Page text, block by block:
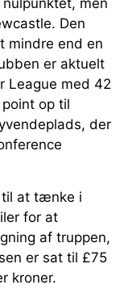
men
Den
end en
er aktuelt
League med 42
op til
der
til at tænke i
for at
af truppen,
er sat til £75
kroner.